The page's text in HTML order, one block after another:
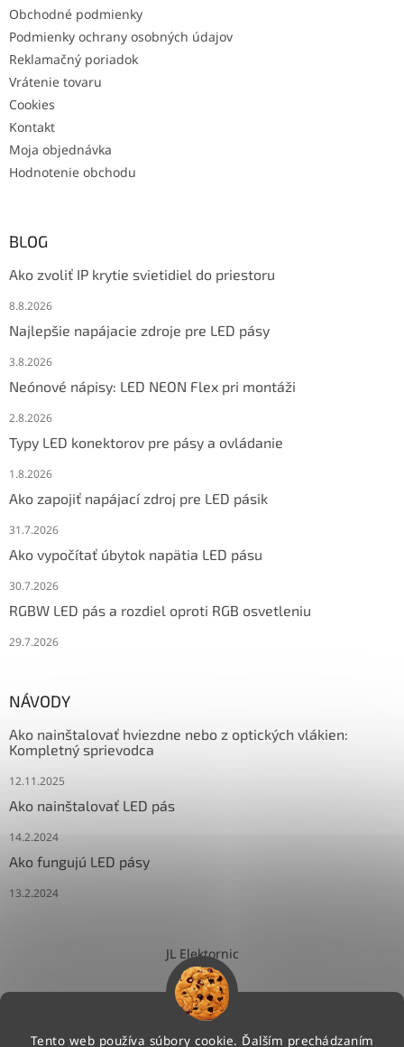
Tento web používa súbory cookie. Ďalším prechádzaním
Obchodné podmienky
Podmienky ochrany osobných údajov
Reklamačný poriadok
Vrátenie tovaru
Cookies
Kontakt
Moja objednávka
Hodnotenie obchodu
BLOG
Ako zvoliť IP krytie svietidiel do priestoru
8.8.2026
Najlepšie napájacie zdroje pre LED pásy
3.8.2026
Neónové nápisy: LED NEON Flex pri montáži
2.8.2026
Typy LED konektorov pre pásy a ovládanie
1.8.2026
Ako zapojiť napájací zdroj pre LED pásik
31.7.2026
Ako vypočítať úbytok napätia LED pásu
30.7.2026
RGBW LED pás a rozdiel oproti RGB osvetleniu
29.7.2026
NÁVODY
Ako nainštalovať hviezdne nebo z optických vlákien:
Kompletný sprievodca
12.11.2025
Ako nainštalovať LED pás
14.2.2024
Ako fungujú LED pásy
13.2.2024
JL Elektornic